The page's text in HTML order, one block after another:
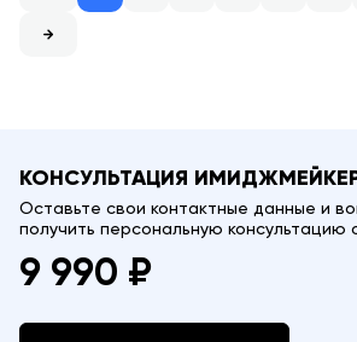
КОНСУЛЬТАЦИЯ
Оставьте свои контактные данные и
получить персональную консультацию
9 990 ₽